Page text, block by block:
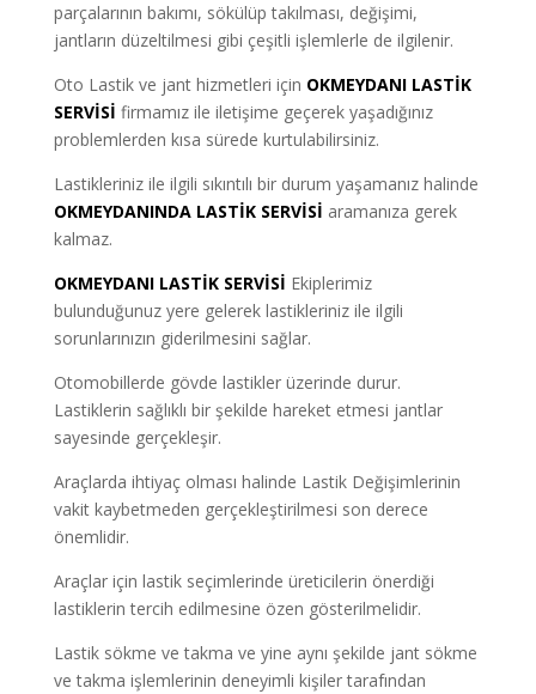
parçalarının bakımı, sökülüp takılması, değişimi,
jantların düzeltilmesi gibi çeşitli işlemlerle de ilgilenir.
Oto Lastik ve jant hizmetleri için OKMEYDANI LASTİK
SERVİSİ firmamız ile iletişime geçerek yaşadığınız
problemlerden kısa sürede kurtulabilirsiniz.
Lastikleriniz ile ilgili sıkıntılı bir durum yaşamanız halinde
OKMEYDANINDA LASTİK SERVİSİ aramanıza gerek
kalmaz.
OKMEYDANI LASTİK SERVİSİ Ekiplerimiz
bulunduğunuz yere gelerek lastikleriniz ile ilgili
sorunlarınızın giderilmesini sağlar.
Otomobillerde gövde lastikler üzerinde durur.
Lastiklerin sağlıklı bir şekilde hareket etmesi jantlar
sayesinde gerçekleşir.
Araçlarda ihtiyaç olması halinde Lastik Değişimlerinin
vakit kaybetmeden gerçekleştirilmesi son derece
önemlidir.
Araçlar için lastik seçimlerinde üreticilerin önerdiği
lastiklerin tercih edilmesine özen gösterilmelidir.
Lastik sökme ve takma ve yine aynı şekilde jant sökme
ve takma işlemlerinin deneyimli kişiler tarafından